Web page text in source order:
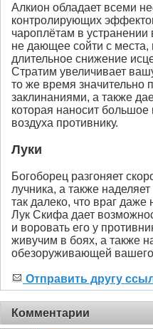
Алкион обладает всеми
контролирующих
чароплётам в
не дающее сойти с места,
длительное снижение
Стратим увеличивает
то же время
заклинаниями, а также
которая наносит большое
воздуха противнику.
Луки
Богоборец разгоняет
лучника, а также
так далеко, что враг даже
Лук Скифа дает
и воровать его у
живучим в боях, а также
обезоруживающей вашего
Отправить другу
Комментарии